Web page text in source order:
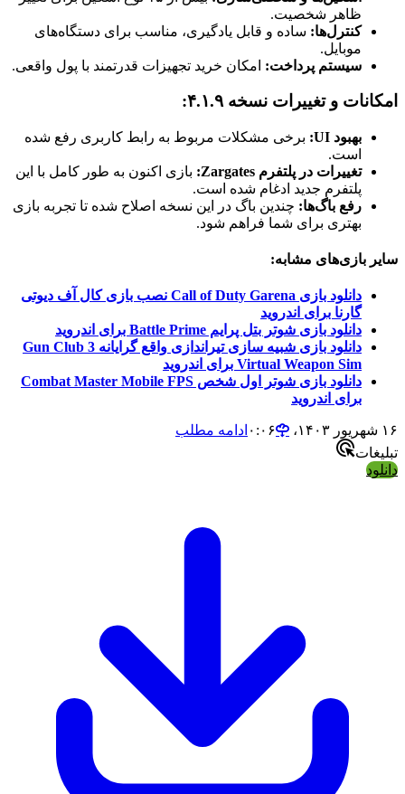
ظاهر شخصیت.
کنترل‌ها: ساده و قابل یادگیری، مناسب برای دستگاه‌های
موبایل.
سیستم پرداخت: امکان خرید تجهیزات قدرتمند با پول واقعی​.
امکانات و تغییرات نسخه ۴.۱.۹:
بهبود UI:
برخی مشکلات مربوط به رابط کاربری رفع شده
است.
تغییرات در پلتفرم Zargates:
بازی اکنون به طور کامل با این
پلتفرم جدید ادغام شده است.
رفع باگ‌ها: چندین باگ در این نسخه اصلاح شده تا تجربه بازی
بهتری برای شما فراهم شود​.
سایر بازی‌های مشابه:
دانلود بازی Call of Duty Garena نصب بازی کال آف دیوتی
گارنا برای اندروید
دانلود بازی شوتر بتل پرایم Battle Prime برای اندروید
دانلود بازی شبیه سازی تیراندازی واقع گرایانه Gun Club 3
Virtual Weapon Sim برای اندروید
دانلود بازی شوتر اول شخص Combat Master Mobile FPS
برای اندروید
۱۶ شهریور ۱۴۰۳،‏ ۰:۰۶
ادامه مطلب
تبلیغات
دانلود